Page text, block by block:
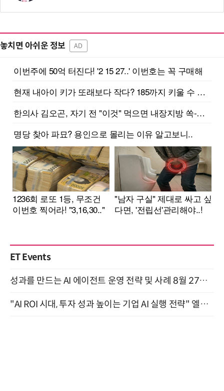
놓치면 아쉬운 정보 AD
ET Events
성과를 만드는 AI 에이전트 운영 전략 및 사례 8월 27일 개최
"AI ROI 시대, 투자 성과 높이는 기업 AI 실행 전략" 엘타워 6층 (9월 18일)